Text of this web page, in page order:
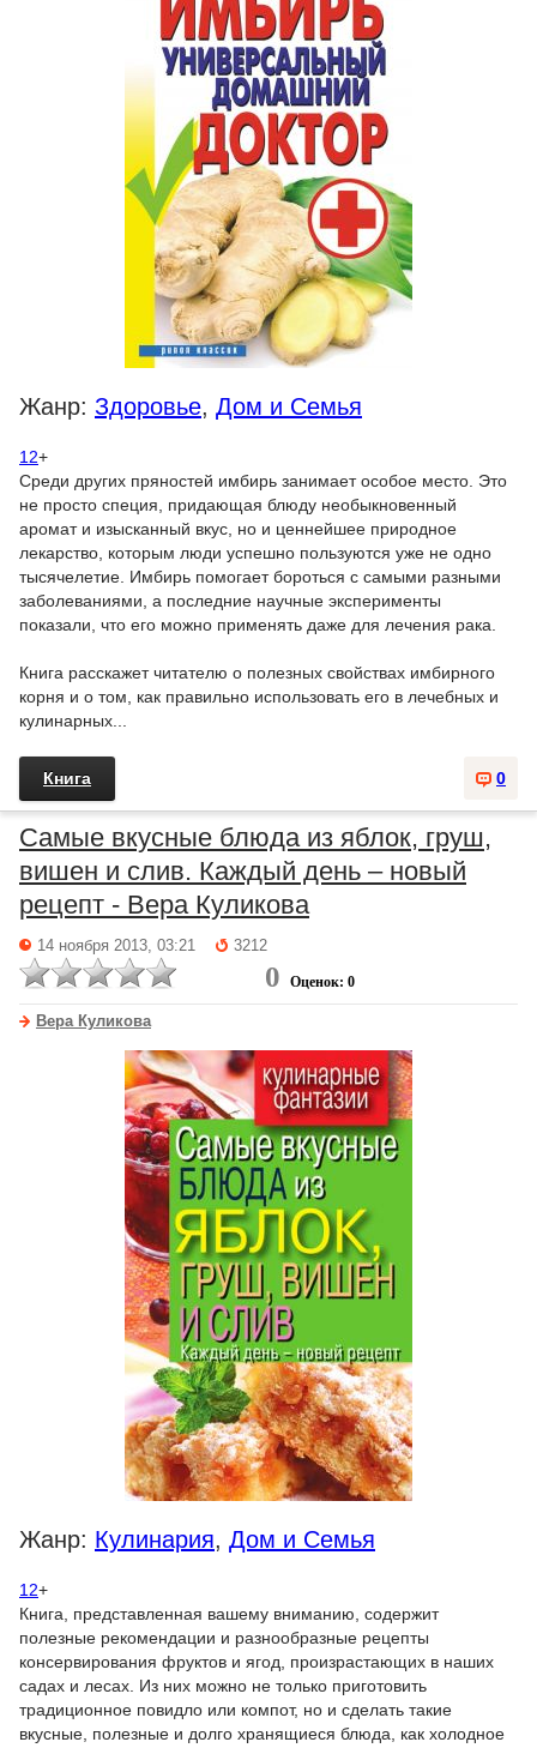
Жанр: Здоровье, Дом и Семья
12+
Среди других пряностей имбирь занимает особое место. Это
не просто специя, придающая блюду необыкновенный
аромат и изысканный вкус, но и ценнейшее природное
лекарство, которым люди успешно пользуются уже не одно
тысячелетие. Имбирь помогает бороться с самыми разными
заболеваниями, а последние научные эксперименты
показали, что его можно применять даже для лечения рака.
Книга расскажет читателю о полезных свойствах имбирного
корня и о том, как правильно использовать его в лечебных и
кулинарных...
0
Книга
Самые вкусные блюда из яблок, груш,
вишен и слив. Каждый день – новый
рецепт - Вера Куликова
14 ноября 2013, 03:21 3212
0 Оценок: 0
Вера Куликова
Жанр: Кулинария, Дом и Семья
12+
Книга, представленная вашему вниманию, содержит
полезные рекомендации и разнообразные рецепты
консервирования фруктов и ягод, произрастающих в наших
садах и лесах. Из них можно не только приготовить
традиционное повидло или компот, но и сделать такие
вкусные, полезные и долго хранящиеся блюда, как холодное